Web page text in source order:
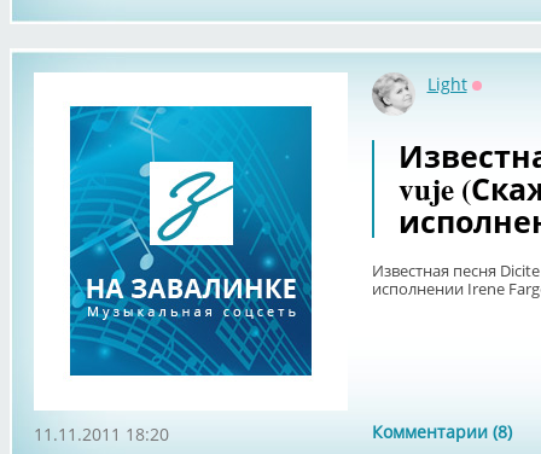
Light
vuje
Известная песня
исполнении Irene
Комментарии (8)
11.11.2011 18:20